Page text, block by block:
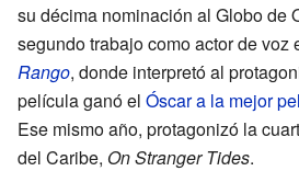
su décima nominación al Globo de
segundo trabajo como actor de
Rango, donde interpretó al
película ganó el Óscar a la mejor
Ese mismo año, protagonizó la
del Caribe, On Stranger Tides.